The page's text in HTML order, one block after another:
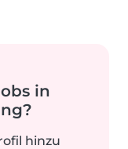
in
hinzu